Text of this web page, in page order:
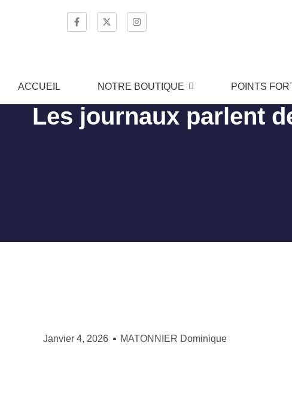
ACCUEIL NOTRE BOUTIQUE POINTS
Les journaux parlent
Janvier 4, 2026 MATONNIER Dominique